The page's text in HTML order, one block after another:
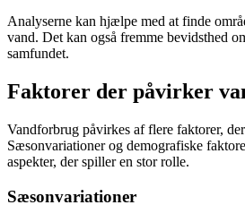
Analyserne kan hjælpe med at finde
vand. Det kan også fremme bevidsthed
samfundet.
Faktorer der påvirker
Vandforbrug påvirkes af flere faktorer,
Sæsonvariationer og demografiske
aspekter, der spiller en stor rolle.
Sæsonvariationer